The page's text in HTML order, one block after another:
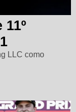
LLC como